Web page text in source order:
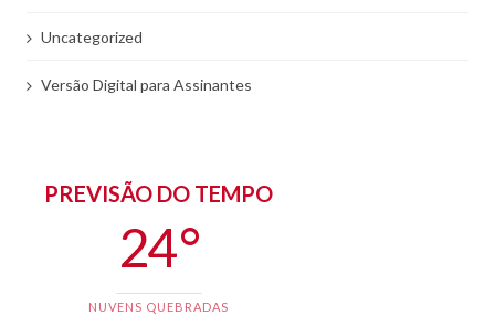
Uncategorized
Versão Digital para Assinantes
PREVISÃO DO TEMPO
24 °
NUVENS QUEBRADAS